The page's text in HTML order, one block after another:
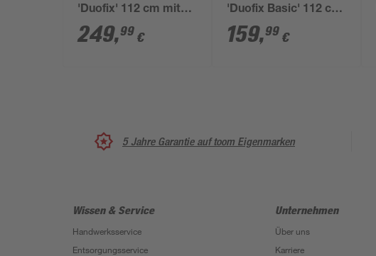
'Duofix' 112 cm mit
Unterputz-Spülkasten
'Sigma' 12 cm
249,99 €
'Duofix Basic' 112 cm
mit Unterputz-
Spülkasten 'Delta' 12
159,99 €
5 Jahre Garantie auf toom Eigenmarken
Wissen & Service
Handwerksservice
Entsorgungsservice
Unternehmen
Über uns
Karriere